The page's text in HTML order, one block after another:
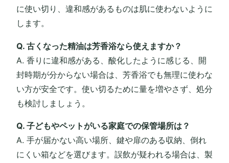
に使い切り、違和感があるものは肌に使わないように
します。
Q. 古くなった精油は芳香浴なら使えますか？
A. 香りに違和感がある、酸化したように感じる、開
封時期が分からない場合は、芳香浴でも無理に使わな
い方が安全です。使い切るために量を増やさず、処分
も検討しましょう。
Q. 子どもやペットがいる家庭での保管場所は？
A. 手が届かない高い場所、鍵や扉のある収納、倒れ
にくい箱などを選びます。誤飲が疑われる場合は、製